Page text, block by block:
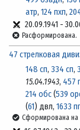
атр, 124 пхп,
20.09.1941 -
Расформирована.
47 стрелковая
148 сп, 334 сп,
15.04.1943, 457
214 обс(539
(61) двл, 1633
Сформирована